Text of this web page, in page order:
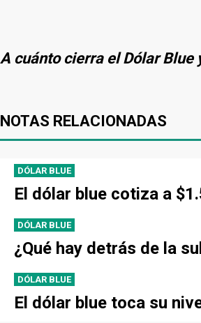
A cuánto cierra el Dólar Blue
NOTAS RELACIONADAS
DÓLAR BLUE
El dólar blue cotiza a
DÓLAR BLUE
¿Qué hay detrás de la
DÓLAR BLUE
El dólar blue toca su